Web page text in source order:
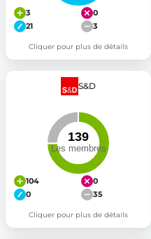
3
0
21
3
Cliquer pour plus de détails
S&D
104
0
0
35
Cliquer pour plus de détails